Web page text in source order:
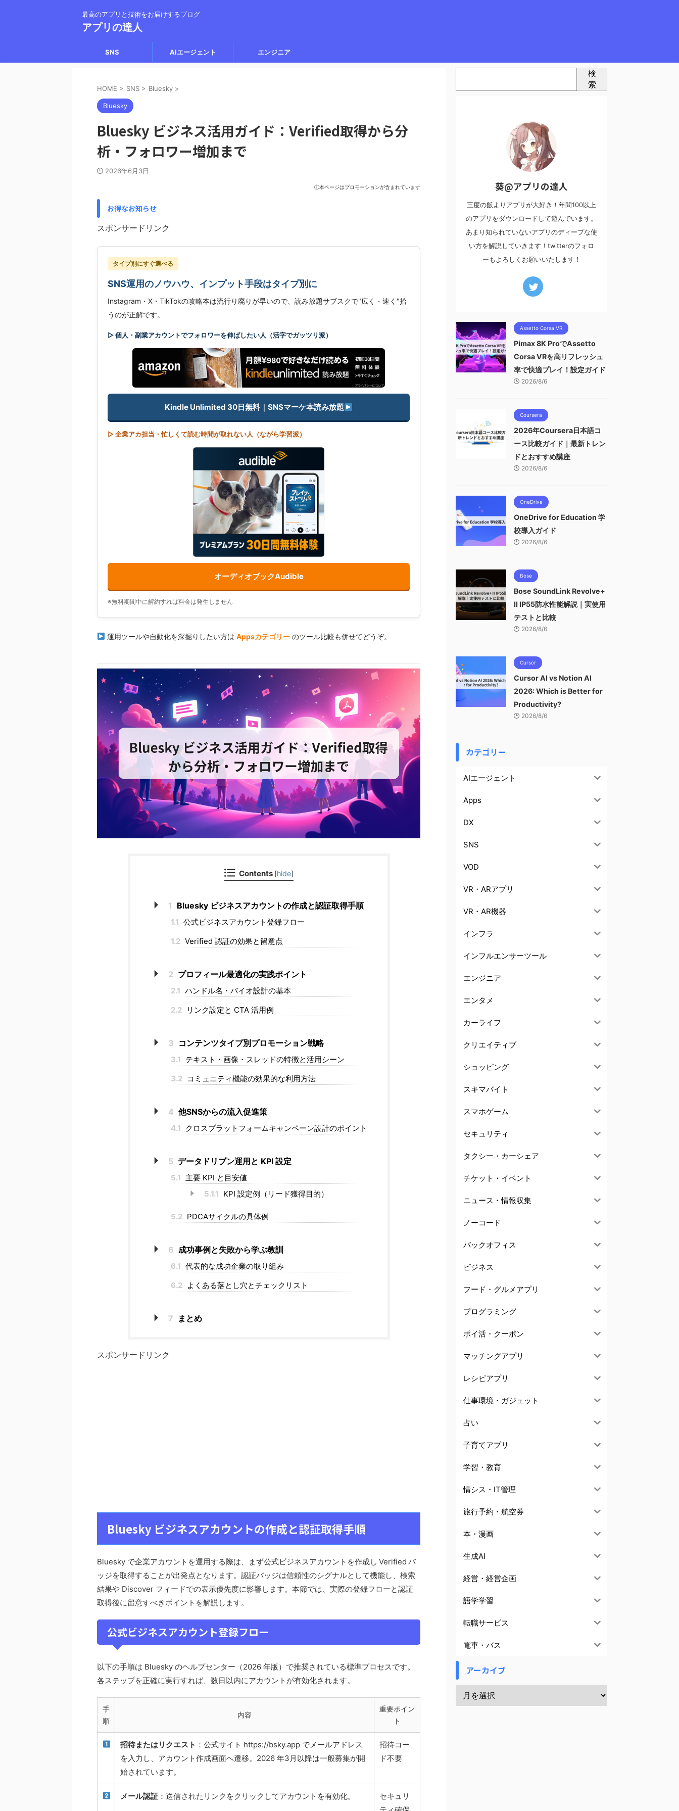
最高のアプリと技術をお届けするブログ
アプリの達人
SNS AIエージェント エンジニア
HOME > SNS > Bluesky >
Bluesky
Bluesky ビジネス活用ガイド：Verified取得から分
析・フォロワー増加まで
2026年6月3日
ⓘ本ページはプロモーションが含まれています
お得なお知らせ
スポンサードリンク
タイプ別にすぐ選べる
SNS運用のノウハウ、インプット手段はタイプ別に
Instagram・X・TikTokの攻略本は流行り廃りが早いので、読み放題サブスクで"広く・速く"拾
うのが正解です。
▷ 個人・副業アカウントでフォロワーを伸ばしたい人（活字でガッツリ派）
Kindle Unlimited 30日無料｜SNSマーケ本読み放題
▷ 企業アカ担当・忙しくて読む時間が取れない人（ながら学習派）
オーディオブックAudible
※無料期間中に解約すれば料金は発生しません
運用ツールや自動化を深掘りしたい方は Appsカテゴリーのツール比較も併せてどうぞ。
Contents [hide]
1 Bluesky ビジネスアカウントの作成と認証取得手順
1.1 公式ビジネスアカウント登録フロー
1.2 Verified 認証の効果と留意点
2 プロフィール最適化の実践ポイント
2.1 ハンドル名・バイオ設計の基本
2.2
リンク設定と CTA 活用例
3 コンテンツタイプ別プロモーション戦略
3.1 テキスト・画像・スレッドの特徴と活用シーン
3.2
コミュニティ機能の効果的な利用方法
4 他SNSからの流入促進策
4.1 クロスプラットフォームキャンペーン設計のポイント
5 データドリブン運用と KPI 設定
5.1 主要 KPI と目安値
5.1.1 KPI 設定例（リード獲得目的）
5.2 PDCAサイクルの具体例
6 成功事例と失敗から学ぶ教訓
6.1 代表的な成功企業の取り組み
6.2
よくある落とし穴とチェックリスト
7 まとめ
スポンサードリンク
Bluesky ビジネスアカウントの作成と認証取得手順
Bluesky で企業アカウントを運用する際は、まず公式ビジネスアカウントを作成し Verified バ
ッジを取得することが出発点となります。認証バッジは信頼性のシグナルとして機能し、検索
結果や Discover フィードでの表示優先度に影響します。本節では、実際の登録フローと認証
取得後に留意すべきポイントを解説します。
公式ビジネスアカウント登録フロー
以下の手順は Bluesky のヘルプセンター（2026 年版）で推奨されている標準プロセスです。
各ステップを正確に実行すれば、数日以内にアカウントが有効化されます。
手
順
内容
重要ポイン
ト
招待またはリクエスト ：公式サイト https://bsky.app でメールアドレス
を入力し、アカウント作成画面へ遷移。2026 年3月以降は一般募集が開
始されています。
招待コー
ド不要
メール認証 ：送信されたリンクをクリックしてアカウントを有効化。
セキュリ
検
索
葵@アプリの達人
三度の飯よりアプリが大好き！年間100以上
のアプリをダウンロードして遊んでいます。
あまり知られていないアプリのディープな使
い方を解説していきます！twitterのフォロ
ーもよろしくお願いいたします！
Assetto Corsa VR
Pimax 8K ProでAssetto
Corsa VRを高リフレッシュ
率で快適プレイ！設定ガイド
2026/8/6
Coursera
2026年Coursera日本語コ
ース比較ガイド｜最新トレン
ドとおすすめ講座
2026/8/6
OneDrive
OneDrive for Education 学
校導入ガイド
2026/8/6
Bose
Bose SoundLink Revolve+
II IP55防水性能解説｜実使用
テストと比較
2026/8/6
Cursor
Cursor AI vs Notion AI
2026: Which is Better for
Productivity?
2026/8/6
カテゴリー
AIエージェント
Apps
DX
SNS
VOD
VR・ARアプリ
VR・AR機器
インフラ
インフルエンサーツール
エンジニア
エンタメ
カーライフ
クリエイティブ
ショッピング
スキマバイト
スマホゲーム
セキュリティ
タクシー・カーシェア
チケット・イベント
ニュース・情報収集
ノーコード
バックオフィス
ビジネス
フード・グルメアプリ
プログラミング
ポイ活・クーポン
マッチングアプリ
レシピアプリ
仕事環境・ガジェット
占い
子育てアプリ
学習・教育
情シス・IT管理
旅行予約・航空券
本・漫画
生成AI
経営・経営企画
語学学習
転職サービス
電車・バス
アーカイブ